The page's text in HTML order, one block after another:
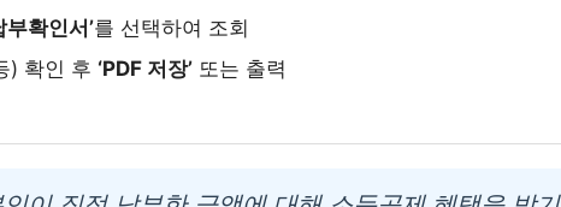
부확인서’를 선택하여 조회
) 확인 후 ‘PDF 저장’ 또는 출력